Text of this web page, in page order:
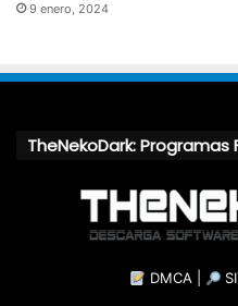
9 enero, 2024
TheNekoDark: Programas
DMCA|